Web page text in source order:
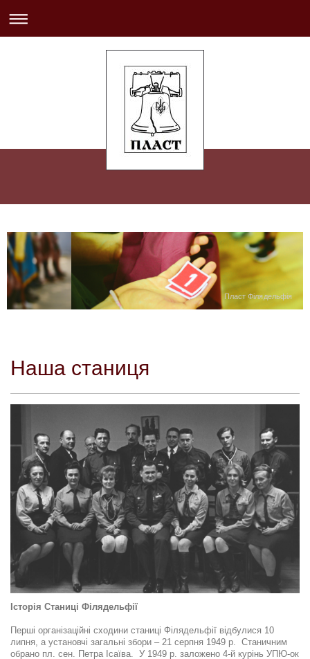
Пласт Філядельфія
Наша станиця
Історія Cтаниці Філядельфії
Перші організаційні сходини станиці Філядельфії відбулися 10
липня, а установчі загальні збори – 21 серпня 1949 р. Cтаничним
обрано пл. сен. Петра Ісаїва. У 1949 р. заложено 4-й курінь УПЮ-ок